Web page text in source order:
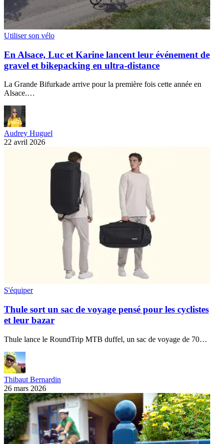
Utiliser son vélo
En Alsace, Luc et Karine lancent leur événement de
gravel et bikepacking en ultra-distance
La Grande Bifurkade arrive pour la première fois cette année en
Alsace.…
Audrey Huguel
22 avril 2026
S'équiper
Thule sort un sac de voyage pensé pour les cyclistes
et leur bazar
Thule lance le RoundTrip MTB duffel, un sac de voyage de 70…
Thibaut Bernardin
26 mars 2026